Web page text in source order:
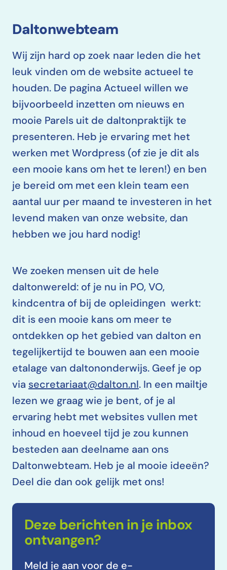
Daltonwebteam
Wij zijn hard op zoek naar leden die het
leuk vinden om de website actueel te
houden. De pagina Actueel willen we
bijvoorbeeld inzetten om nieuws en
mooie Parels uit de daltonpraktijk te
presenteren. Heb je ervaring met het
werken met Wordpress (of zie je dit als
een mooie kans om het te leren!) en ben
je bereid om met een klein team een
aantal uur per maand te investeren in het
levend maken van onze website, dan
hebben we jou hard nodig!
We zoeken mensen uit de hele
daltonwereld: of je nu in PO, VO,
kindcentra of bij de opleidingen werkt:
dit is een mooie kans om meer te
ontdekken op het gebied van dalton en
tegelijkertijd te bouwen aan een mooie
etalage van daltononderwijs. Geef je op
via secretariaat@dalton.nl. In een mailtje
lezen we graag wie je bent, of je al
ervaring hebt met websites vullen met
inhoud en hoeveel tijd je zou kunnen
besteden aan deelname aan ons
Daltonwebteam. Heb je al mooie ideeën?
Deel die dan ook gelijk met ons!
Deze berichten in je inbox
ontvangen?
Meld je aan voor de e-